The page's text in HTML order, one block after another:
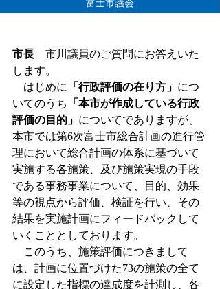
市長 市川議員のご質問にお答えいた
します。
はじめに
「行政評価の在り方」 につ
いてのうち
「 本市が作成している行政
評価の目的 」 についてでありますが、
本市では第6次富士市総合計画の進行管
理において総合計画の体系に基づいて
実施する各施策、及び施策実現の手段
である事務事業について、目的、効果
等の視点から評価、検証を行い、その
結果を実施計画にフィードバックして
いくこととしております。
このうち、施策評価につきまして
は、計画に位置づけた73の施策の全て
に設定した指標の達成度を計測し、各